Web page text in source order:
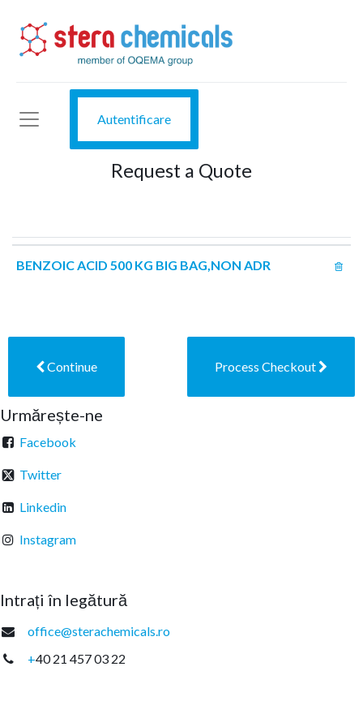
Autentificare
Request a Quote
BENZOIC ACID 500 KG BIG BAG,NON ADR
Continue Process Checkout
Urmărește-ne
Facebook
Twitter
Linkedin
Instagram
Intrați în legătură
office@sterachemicals.ro
+40 21 457 03 22